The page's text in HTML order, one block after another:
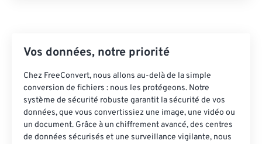
Vos données, notre priorité
Chez FreeConvert, nous allons au-delà de la simple
conversion de fichiers : nous les protégeons. Notre
système de sécurité robuste garantit la sécurité de vos
données, que vous convertissiez une image, une vidéo ou
un document. Grâce à un chiffrement avancé, des centres
de données sécurisés et une surveillance vigilante, nous